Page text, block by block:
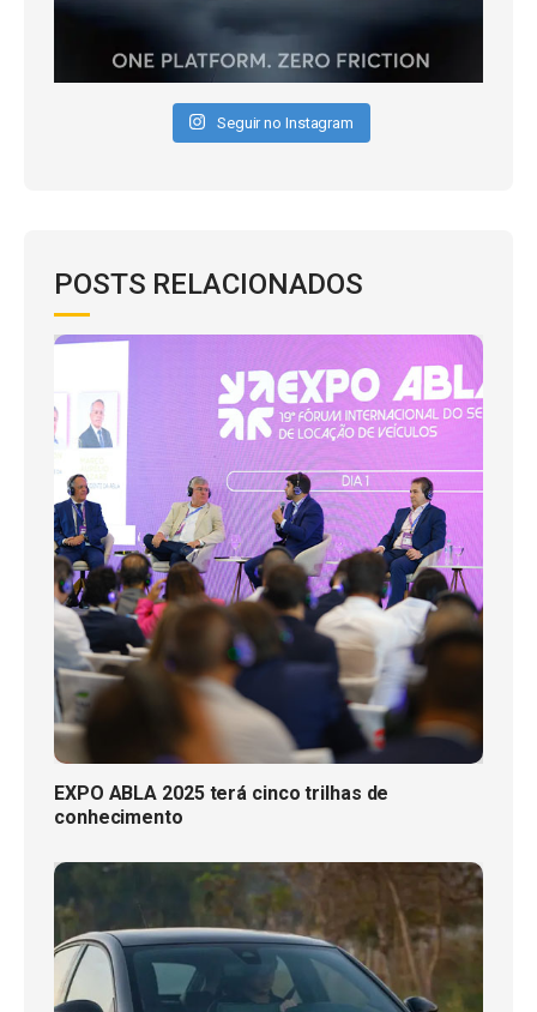
Seguir no Instagram
POSTS RELACIONADOS
EXPO ABLA 2025 terá cinco trilhas de
conhecimento